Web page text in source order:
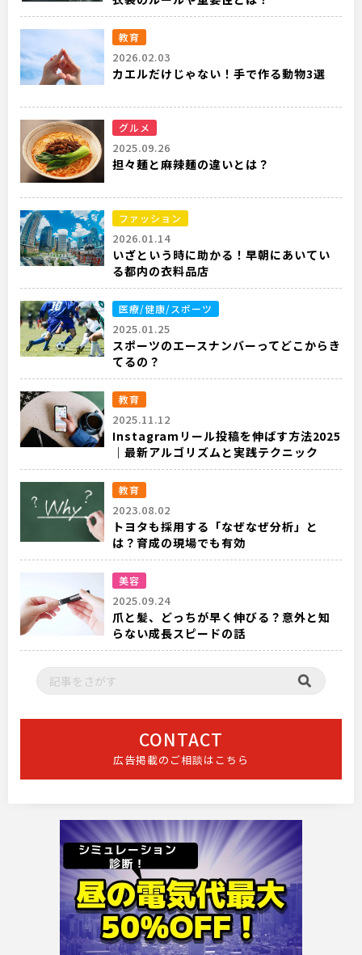
教育
2026.02.03
カエルだけじゃない！手で作る動物3選
グルメ
2025.09.26
担々麺と麻辣麺の違いとは？
ファッション
2026.01.14
いざという時に助かる！早朝にあいてい
る都内の衣料品店
医療/健康/スポーツ
2025.01.25
スポーツのエースナンバーってどこからき
てるの？
教育
2025.11.12
Instagramリール投稿を伸ばす方法2025
｜最新アルゴリズムと実践テクニック
教育
2023.08.02
トヨタも採用する「なぜなぜ分析」と
は？育成の現場でも有効
美容
2025.09.24
爪と髪、どっちが早く伸びる？意外と知
らない成長スピードの話
CONTACT
広告掲載のご相談はこちら